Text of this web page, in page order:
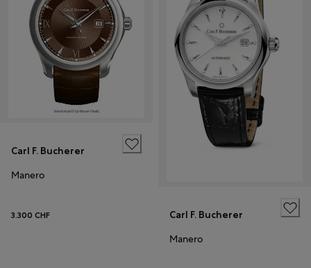
Carl F. Bucherer
Manero
3.300 CHF
Carl F. Bucherer
Manero